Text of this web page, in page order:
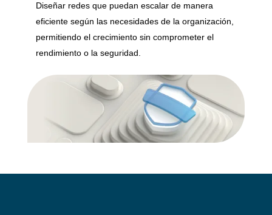
Diseñar redes que puedan escalar de manera
eficiente según las necesidades de la organización,
permitiendo el crecimiento sin comprometer el
rendimiento o la seguridad.